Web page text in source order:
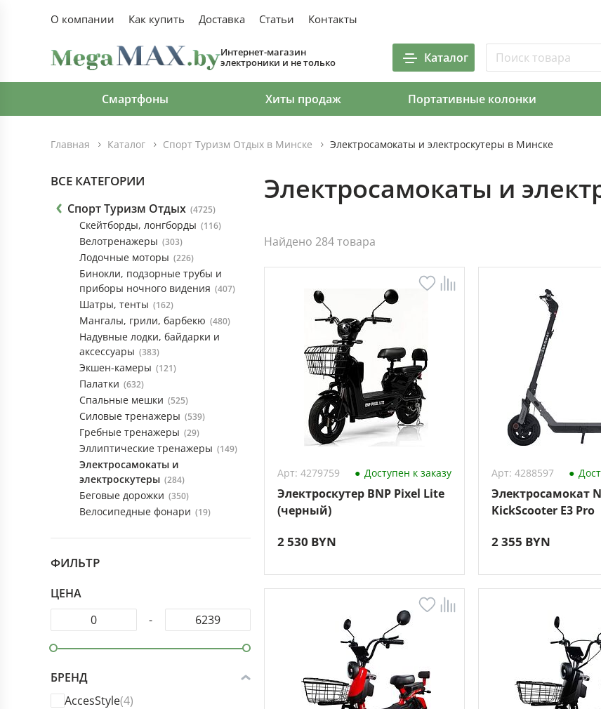
О компании Как купить Доставка Статьи Контакты
Интернет-магазин
электроники и не только
Каталог
Смартфоны Хиты продаж Портативные колонки
Главная Каталог Спорт Туризм Отдых в Минске Электросамокаты и электроскутеры в Минске
ВСЕ КАТЕГОРИИ
Спорт Туризм Отдых (4725)
Скейтборды, лонгборды (116)
Велотренажеры (303)
Лодочные моторы (226)
Бинокли, подзорные трубы и
приборы ночного видения (407)
Шатры, тенты (162)
Мангалы, грили, барбекю (480)
Надувные лодки, байдарки и
аксессуары (383)
Экшен-камеры (121)
Палатки (632)
Спальные мешки (525)
Силовые тренажеры (539)
Гребные тренажеры (29)
Эллиптические тренажеры (149)
Электросамокаты и
электроскутеры (284)
Беговые дорожки (350)
Велосипедные фонари (19)
ФИЛЬТР
ЦЕНА
-
БРЕНД
AccesStyle(4)
Электросамокаты и
Найдено 284 товара
Арт: 4279759 Доступен к заказу
Электроскутер BNP Pixel Lite
(черный)
2 530 BYN
Арт: 4288597
Электросамокат
KickScooter E3 Pro
2 355 BYN